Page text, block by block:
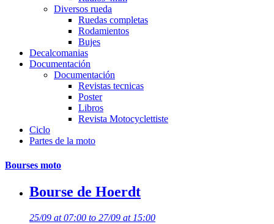
Diversos rueda
Ruedas completas
Rodamientos
Bujes
Decalcomanias
Documentación
Documentación
Revistas tecnicas
Poster
Libros
Revista Motocyclettiste
Ciclo
Partes de la moto
Bourses moto
Bourse de Hoerdt
25/09 at 07:00 to 27/09 at 15:00